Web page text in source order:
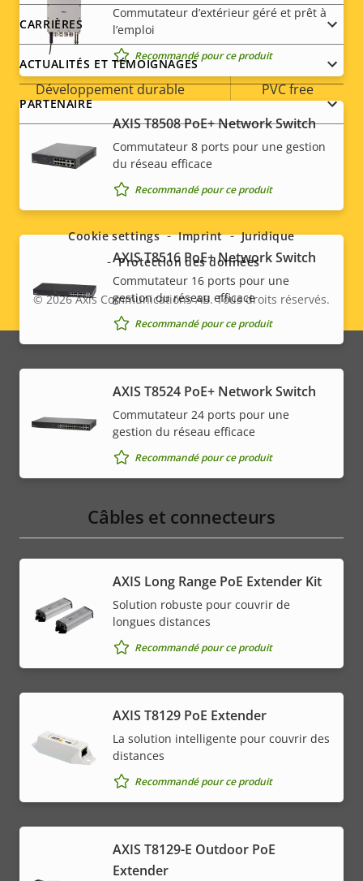
Indice de protection IP IP66
Conçu pour être repeint Oui
Développement durable PVC free
Commutateur d’extérieur géré et prêt à
l’emploi
Recommandé pour ce produit
AXIS T8508 PoE+ Network Switch
Commutateur 8 ports pour une gestion
du réseau efficace
Recommandé pour ce produit
AXIS T8516 PoE+ Network Switch
Commutateur 16 ports pour une
gestion du réseau efficace
Recommandé pour ce produit
AXIS T8524 PoE+ Network Switch
Commutateur 24 ports pour une
gestion du réseau efficace
Recommandé pour ce produit
Câbles et connecteurs
AXIS Long Range PoE Extender Kit
Solution robuste pour couvrir de
longues distances
Recommandé pour ce produit
AXIS T8129 PoE Extender
La solution intelligente pour couvrir des
distances
Recommandé pour ce produit
AXIS T8129-E Outdoor PoE
Extender
CARRIÈRES
ACTUALITÉS ET TÉMOIGNAGES
PARTENAIRE
Social
menu
Legal
menu
© 2026Axis Communications AB. Tous droits réservés.
Cookie settings Imprint
Juridique
Protection des données